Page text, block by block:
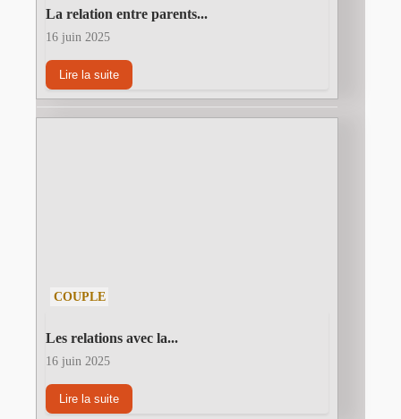
La relation entre parents...
16 juin 2025
Lire la suite
COUPLE
Les relations avec la...
16 juin 2025
Lire la suite